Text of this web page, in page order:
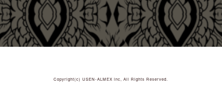
Copyright(c)USEN-ALMEX inc, All Rights Reserved.